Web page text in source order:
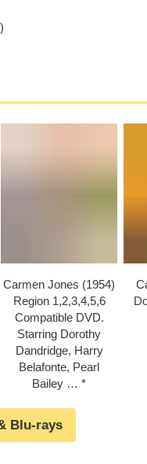
Carmen Jones (1954)
Region 1,2,3,4,5,6
Compatible DVD.
Starring Dorothy
Dandridge, Harry
Belafonte, Pearl
Bailey …
Blu-rays